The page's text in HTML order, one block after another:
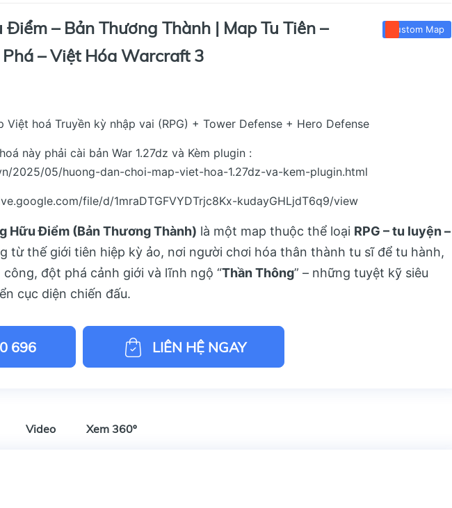
– Bản Thương Thành | Map Tu Tiên –
– Việt Hóa Warcraft 3
Custom Map
Việt hoá Truyền kỳ nhập vai (RPG) + Tower Defense + Hero Defense
này phải cài bản War 1.27dz và Kèm plugin :
2025/05/huong-dan-choi-map-viet-hoa-1.27dz-va-kem-plugin.html
file/d/1mraDTGFVYDTrjc8Kx-kudayGHLjdT6q9/view
Hữu Điểm (Bản Thương Thành) là một map thuộc thể loại RPG – tu luyện –
từ thế giới tiên hiệp kỳ ảo, nơi người chơi hóa thân thành tu sĩ để tu hành,
công, đột phá cảnh giới và lĩnh ngộ “Thần Thông” – những tuyệt kỹ siêu
cục diện chiến đấu.
696 LIÊN HỆ NGAY
Video Xem 360º